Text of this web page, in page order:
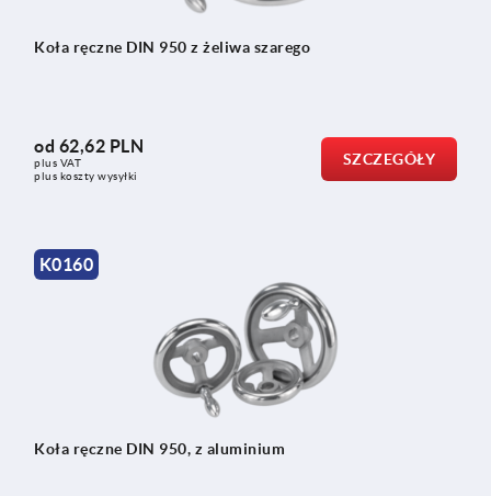
Koła ręczne DIN 950 z żeliwa szarego
od 62,62 PLN
plus VAT
plus koszty wysyłki
SZCZEGÓŁY
K0160
Koła ręczne DIN 950, z aluminium